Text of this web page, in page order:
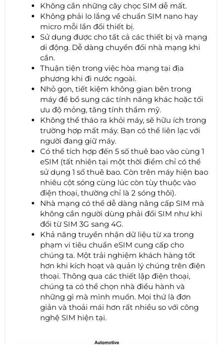
Không cần những cây chọc SIM dễ mất.
Không phải lo lắng về chuẩn SIM nano hay
micro mỗi lần đổi thiết bị.
Sử dụng được cho tất cả các thiết bị và mạng
di động. Dễ dàng chuyển đổi nhà mạng khi
cần.
Thuận tiện trong việc hòa mạng tại địa
phương khi đi nước ngoài.
Nhỏ gọn, tiết kiệm không gian bên trong
máy để bổ sung các tính năng khác hoặc tối
ưu độ mỏng, tăng tính thẩm mỹ.
Không thể tháo ra khỏi máy, sẽ hữu ích trong
trường hợp mất máy. Bạn có thể liên lạc với
người đang giữ máy.
Có thể tích hợp đến 5 số thuê bao vào cùng 1
eSIM (tất nhiên tại một thời điểm chỉ có thể
sử dụng 1 số thuê bao. Còn trên máy hiện bao
nhiêu cột sóng cùng lúc còn tùy thuộc vào
điện thoại, thường chỉ là 2 sóng thôi).
Nhà mạng có thể dễ dàng nâng cấp SIM mà
không cần người dùng phải đổi SIM như khi
đổi từ SIM 3G sang 4G.
Khả năng truyền nhận dữ liệu từ xa trong
phạm vi tiêu chuẩn eSIM cung cấp cho
chúng ta. Một trải nghiệm khách hàng tốt
hơn khi kích hoạt và quản lý chúng trên điện
thoại. Thông qua các thiết lập điện thoại,
chúng ta có thể chọn nhà điều hành và
những gì mà mình muốn. Mọi thứ là đơn
giản và thoải mái hơn rất nhiều so với công
nghệ SIM hiện tại.